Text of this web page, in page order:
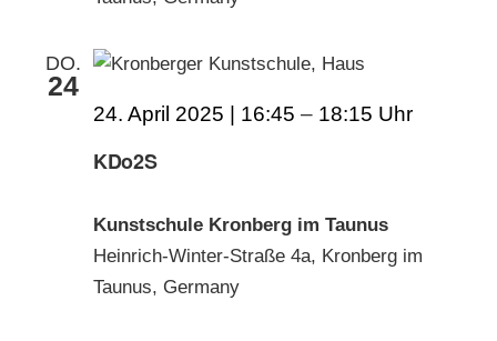
DO.
24
KDo2S
24. April 2025 | 16:45 – 18:15
Kunstschule Kronberg im Taunus
Heinrich-Winter-Straße 4a, Kronberg im
Taunus, Germany